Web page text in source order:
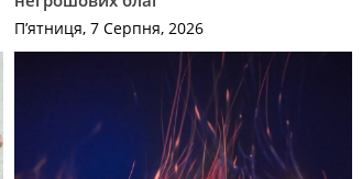
П’ятниця, 7 Серпня, 2026